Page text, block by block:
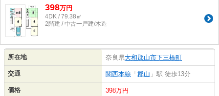
398万円
4DK / 79.38㎡
2階建 / 中古一戸建/木造
所在地 奈良県大和郡山市下三橋町
交通 関西本線 「 郡山 」駅 徒歩13分
価格 398万円